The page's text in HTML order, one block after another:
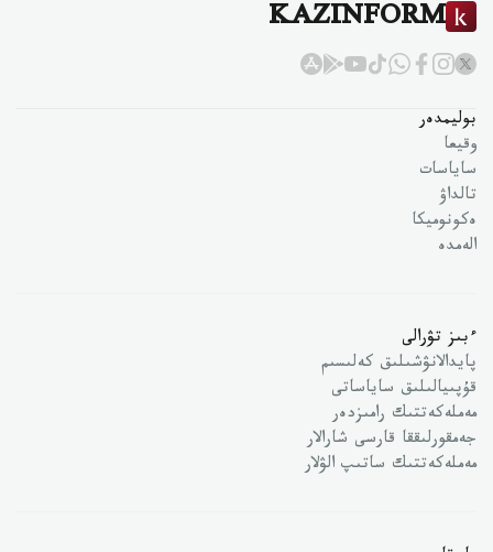
KAZINFORM
بوليمدەر
وقيعا
ساياسات
تالداۋ
ەكونوميكا
الەمدە
ءبىز تۋرالى
پايدالانۋشىلىق كەلىسىم
قۇپىيالىلىق ساياساتى
مەملەكەتتىك رامىزدەر
جەمقورلىققا قارسى شارالار
مەملەكەتتىك ساتىپ الۋلار